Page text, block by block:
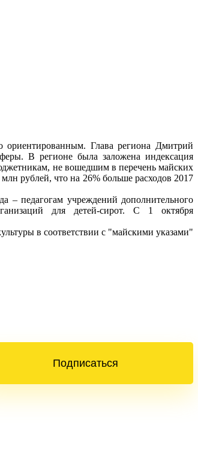
ориентированным. Глава региона Дмитрий
В регионе была заложена индексация
не вошедшим в перечень майских
рублей, что на 26% больше расходов 2017
– педагогам учреждений дополнительного
для детей-сирот. С 1 октября
в соответствии с "майскими указами"